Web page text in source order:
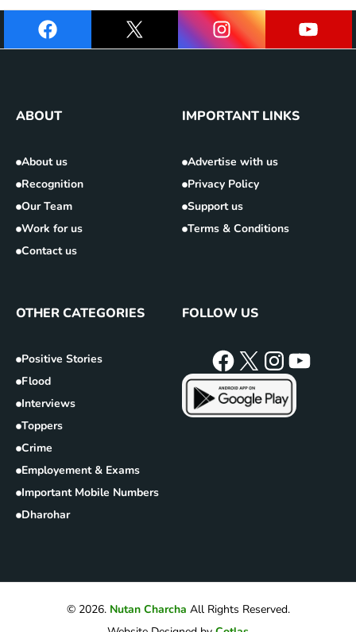
ABOUT
About us
Recognition
Our Team
Work for us
Contact us
IMPORTANT LINKS
Advertise with us
Privacy Policy
Support us
Terms & Conditions
OTHER CATEGORIES
Positive Stories
Flood
Interviews
Toppers
Crime
Employement & Exams
Important Mobile Numbers
Dharohar
FOLLOW US
© 2026. Nutan Charcha All Rights Reserved.